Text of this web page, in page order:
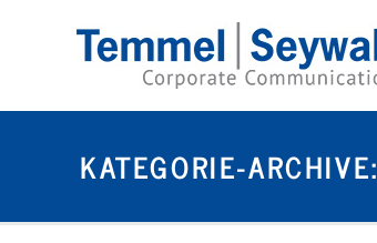
KATEGORIE-ARCHIVE: